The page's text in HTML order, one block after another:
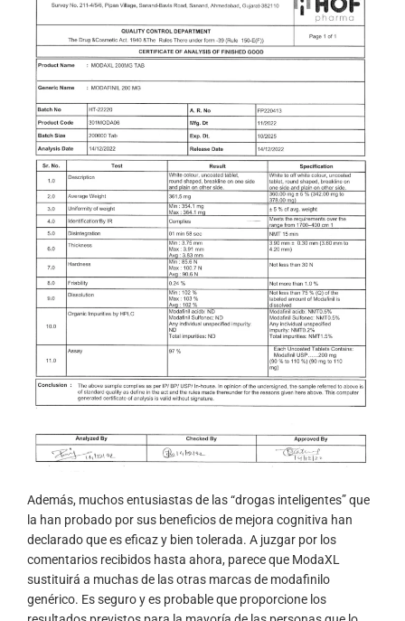
Además, muchos entusiastas de las “drogas inteligentes” que
la han probado por sus beneficios de mejora cognitiva han
declarado que es eficaz y bien tolerada. A juzgar por los
comentarios recibidos hasta ahora, parece que ModaXL
sustituirá a muchas de las otras marcas de modafinilo
genérico. Es seguro y es probable que proporcione los